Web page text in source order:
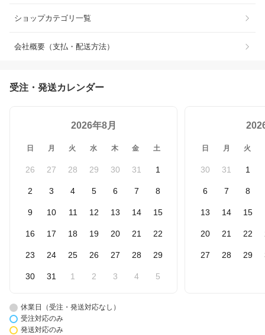
ショップカテゴリ一覧
会社概要（支払・配送方法）
受注・発送カレンダー
2026年8月
日 月 火 水 木 金 土
26 27 28 29 30 31 1
2 3 4 5 6 7 8
9 10 11 12 13 14 15
16 17 18 19 20 21 22
23 24 25 26 27 28 29
30 31 1 2 3 4 5
日 月 火
30 31 1
6 7 8
13 14 15
20 21 22
27 28 29
休業日（受注・発送対応なし）
受注対応のみ
発送対応のみ